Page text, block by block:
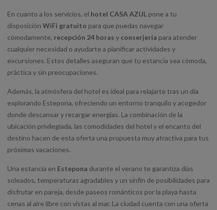
En cuanto a los servicios, el hotel CASA AZUL pone a tu
disposición WiFi gratuito para que puedas navegar
cómodamente, recepción 24 horas y conserjería para atender
cualquier necesidad o ayudarte a planificar actividades y
excursiones. Estos detalles aseguran que tu estancia sea cómoda,
práctica y sin preocupaciones.
Además, la atmósfera del hotel es ideal para relajarte tras un día
explorando Estepona, ofreciendo un entorno tranquilo y acogedor
donde descansar y recargar energías. La combinación de la
ubicación privilegiada, las comodidades del hotel y el encanto del
destino hacen de esta oferta una propuesta muy atractiva para tus
próximas vacaciones.
Una estancia en Estepona durante el verano te garantiza días
soleados, temperaturas agradables y un sinfín de posibilidades para
disfrutar en pareja, desde paseos románticos por la playa hasta
cenas al aire libre con vistas al mar. La ciudad cuenta con una oferta